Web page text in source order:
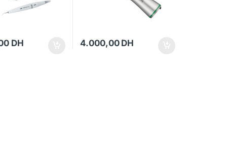
à 1.200,00 DH
DH 4.000,00 DH